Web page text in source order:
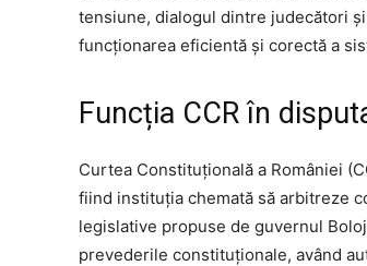
tensiune, dialogul dintre judecători
funcționarea eficientă și corectă a
Funcția CCR în
Curtea Constituțională a României
fiind instituția chemată să arbitreze
legislative propuse de guvernul
prevederile constituționale, având